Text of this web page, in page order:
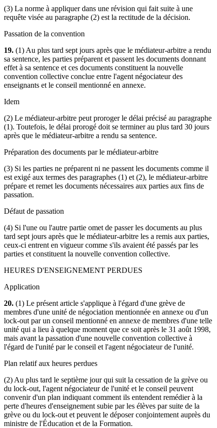
(3) La norme à appliquer dans une révision qui fait suite à une
requête visée au paragraphe (2) est la rectitude de la décision.
Passation de la convention
19. (1) Au plus tard sept jours après que le médiateur-arbitre a rendu
sa sentence, les parties préparent et passent les documents donnant
effet à sa sentence et ces documents constituent la nouvelle
convention collective conclue entre l'agent négociateur des
enseignants et le conseil mentionné en annexe.
Idem
(2) Le médiateur-arbitre peut proroger le délai précisé au paragraphe
(1). Toutefois, le délai prorogé doit se terminer au plus tard 30 jours
après que le médiateur-arbitre a rendu sa sentence.
Préparation des documents par le médiateur-arbitre
(3) Si les parties ne préparent ni ne passent les documents comme il
est exigé aux termes des paragraphes (1) et (2), le médiateur-arbitre
prépare et remet les documents nécessaires aux parties aux fins de
passation.
Défaut de passation
(4) Si l'une ou l'autre partie omet de passer les documents au plus
tard sept jours après que le médiateur-arbitre les a remis aux parties,
ceux-ci entrent en vigueur comme s'ils avaient été passés par les
parties et constituent la nouvelle convention collective.
HEURES D'ENSEIGNEMENT PERDUES
Application
20. (1) Le présent article s'applique à l'égard d'une grève de
membres d'une unité de négociation mentionnée en annexe ou d'un
lock-out par un conseil mentionné en annexe de membres d'une telle
unité qui a lieu à quelque moment que ce soit après le 31 août 1998,
mais avant la passation d'une nouvelle convention collective à
l'égard de l'unité par le conseil et l'agent négociateur de l'unité.
Plan relatif aux heures perdues
(2) Au plus tard le septième jour qui suit la cessation de la grève ou
du lock-out, l'agent négociateur de l'unité et le conseil peuvent
convenir d'un plan indiquant comment ils entendent remédier à la
perte d'heures d'enseignement subie par les élèves par suite de la
grève ou du lock-out et peuvent le déposer conjointement auprès du
ministre de l'Éducation et de la Formation.